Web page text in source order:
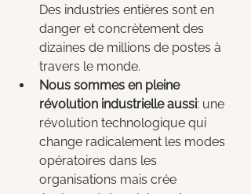
Des industries entières sont en
danger et concrètement des
dizaines de millions de postes à
travers le monde.
Nous sommes en pleine
révolution industrielle aussi: une
révolution technologique qui
change radicalement les modes
opératoires dans les
organisations mais crée